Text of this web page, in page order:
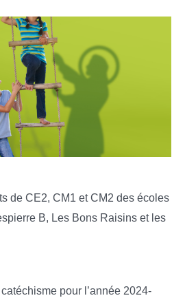
de CE2, CM1 et CM2 des écoles
B, Les Bons Raisins et les
pour l’année 2024-